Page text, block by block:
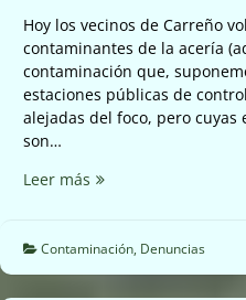
Hoy los vecinos de Carreño
contaminantes de la acería
contaminación que,
estaciones públicas de
alejadas del foco, pero
son…
Leer más Nuevas
de
ArcelorMittal
en
Contaminación, Denuncias